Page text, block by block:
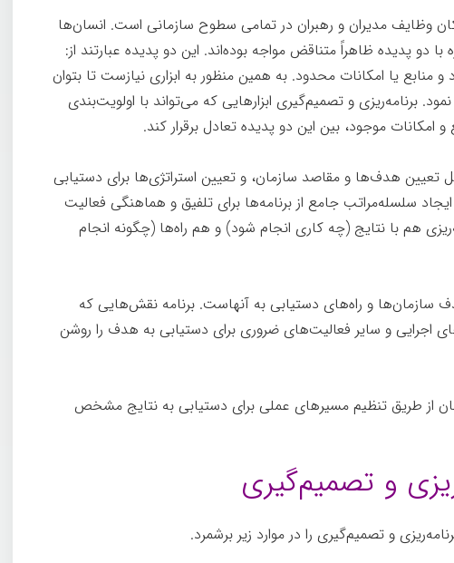
وظایف مدیران و رهبران در تمامی سطوح سازمانی است. انسان‌ها
دو پدیده ظاهراً متناقض مواجه بوده­‌اند. این دو پدیده عبارتند از:
منابع یا امکانات محدود. به همین منظور به ابزاری نیازست تا بتوان
برنامه­‌ریزی و تصمیم‌گیری ابزارهایی که می­‌تواند با اولویت­‌بندی
و امکانات موجود، بین این دو پدیده تعادل برقرار کند.
تعیین هدف‌ها و مقاصد سازمان، و تعیین استراتژی­‌ها برای دستیابی
سلسله‌مراتب جامع از برنامه­‌ها برای تلفیق و هماهنگی فعالیت­‌
هم با نتایج (چه کاری انجام شود) و هم راه­‌ها (چگونه انجام
سازمان­‌ها و راه­‌های دستیابی به آنهاست. برنامه نقش‌ه­ایی که
اجرایی و سایر فعالیت‌های ضروری برای دستیابی به هدف را روشن
از طریق تنظیم مسیرهای ‌عملی برای دستیابی به نتایج مشخص
و تصمیم‌گیری
و تصمیم‌گیری را در موارد زیر برشمرد.